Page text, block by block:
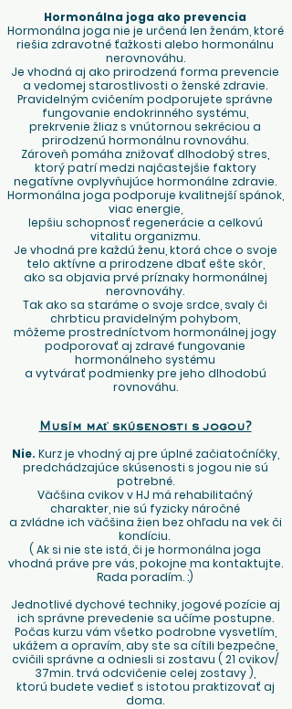
Hormonálna joga ako prevencia
Hormonálna joga nie je určená len ženám, ktoré
riešia zdravotné ťažkosti alebo hormonálnu
nerovnováhu.
Je vhodná aj ako prirodzená forma prevencie
a vedomej starostlivosti o ženské zdravie.
Pravidelným cvičením podporujete správne
fungovanie endokrinného systému,
prekrvenie žliaz s vnútornou sekréciou a
prirodzenú hormonálnu rovnováhu.
Zároveň pomáha znižovať dlhodobý stres,
ktorý patrí medzi najčastejšie faktory
negatívne ovplyvňujúce hormonálne zdravie.
Hormonálna joga podporuje kvalitnejší spánok,
viac energie,
lepšiu schopnosť regenerácie a celkovú
vitalitu organizmu.
Je vhodná pre každú ženu, ktorá chce o svoje
telo aktívne a prirodzene dbať ešte skôr,
ako sa objavia prvé príznaky hormonálnej
nerovnováhy.
Tak ako sa staráme o svoje srdce, svaly či
chrbticu pravidelným pohybom,
môžeme prostredníctvom hormonálnej jogy
podporovať aj zdravé fungovanie
hormonálneho systému
a vytvárať podmienky pre jeho dlhodobú
rovnováhu.
Musím mať skúsenosti s jogou?
Nie. Kurz je vhodný aj pre úplné začiatočníčky,
predchádzajúce skúsenosti s jogou nie sú
potrebné.
Väčšina cvikov v HJ má rehabilitačný
charakter, nie sú fyzicky náročné
a zvládne ich väčšina žien bez ohľadu na vek či
kondíciu.
( Ak si nie ste istá, či je hormonálna joga
vhodná práve pre vás, pokojne ma kontaktujte.
Rada poradím. :)
Jednotlivé dychové techniky, jogové pozície aj
ich správne prevedenie sa učíme postupne.
Počas kurzu vám všetko podrobne vysvetlím,
ukážem a opravím, aby ste sa cítili bezpečne,
cvičili správne a odniesli si zostavu ( 21 cvikov/
37min. trvá odcvičenie celej zostavy ),
ktorú budete vedieť s istotou praktizovať aj
doma.